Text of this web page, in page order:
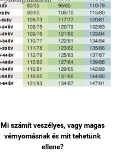
Mi számít veszélyes, vagy magas
vérnyomásnak és mit tehetünk
ellene?